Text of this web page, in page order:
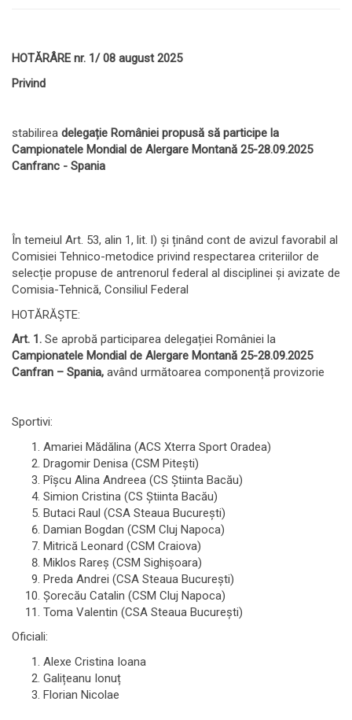
HOTĂRÂRE nr. 1/ 08 august 2025
Privind
stabilirea delegație României propusă să participe la
Campionatele Mondial de Alergare Montană 25-28.09.2025
Canfranc - Spania
În temeiul Art. 53, alin 1, lit. l) și ținând cont de avizul favorabil al
Comisiei Tehnico-metodice privind respectarea criteriilor de
selecție propuse de antrenorul federal al disciplinei și avizate de
Comisia-Tehnică, Consiliul Federal
HOTĂRĂȘTE:
Art. 1. Se aprobă participarea delegației României la
Campionatele Mondial de Alergare Montană 25-28.09.2025
Canfran – Spania, având următoarea componență provizorie
Sportivi:
Amariei Mădălina (ACS Xterra Sport Oradea)
Dragomir Denisa (CSM Pitești)
Pîșcu Alina Andreea (CS Știinta Bacău)
Simion Cristina (CS Știinta Bacău)
Butaci Raul (CSA Steaua București)
Damian Bogdan (CSM Cluj Napoca)
Mitrică Leonard (CSM Craiova)
Miklos Rareș (CSM Sighișoara)
Preda Andrei (CSA Steaua București)
Șorecău Catalin (CSM Cluj Napoca)
Toma Valentin (CSA Steaua București)
Oficiali:
Alexe Cristina Ioana
Galițeanu Ionuț
Florian Nicolae